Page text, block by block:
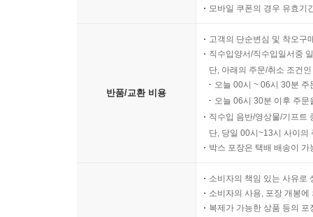
모바일 쿠폰의 경우 유효기
반품/교환 비용
고객의 단순변심 및 착오구
직수입양서/직수입일서중
단, 아래의 주문/취소 조건
오늘 00시 ~ 06시 30분
오늘 06시 30분 이후 주
직수입 음반/영상물/기프트
단, 당일 00시~13시 사이의
박스 포장은 택배 배송이
소비자의 책임 있는 사유로
소비자의 사용, 포장 개봉
복제가 가능한 상품 등의